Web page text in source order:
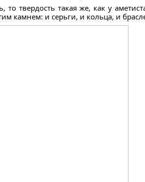
твердость такая же, как у
камнем: и серьги, и кольца, и